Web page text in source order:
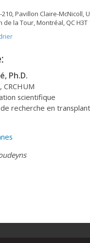
210, Pavillon Claire-McNicoll,
de la Tour, Montréal, QC H3T
Ph.D.
CRCHUM
scientifique
recherche en